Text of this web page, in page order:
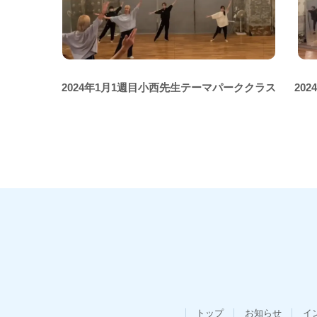
2024年1月1週目小西先生テーマパーククラス
トップ お知らせ イ